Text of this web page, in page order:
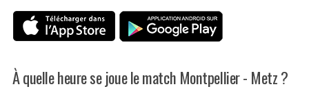
À quelle heure se joue le match Montpellier - Metz ?